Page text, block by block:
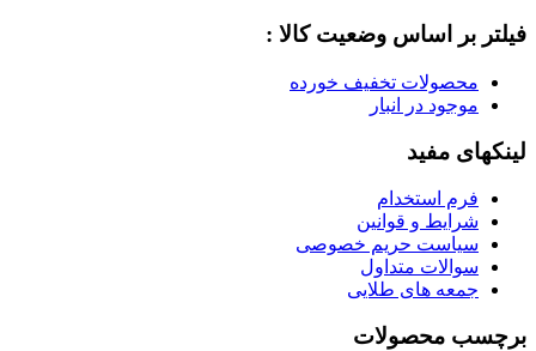
فیلتر بر اساس وضعیت کالا :
محصولات تخفیف خورده
موجود در انبار
لینکهای مفید
فرم استخدام
شرایط و قوانین
سیاست حریم خصوصی
سوالات متداول
جمعه های طلایی
برچسب محصولات